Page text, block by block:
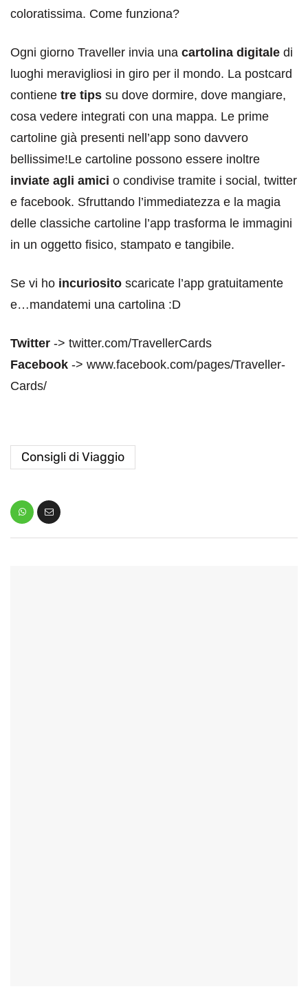
coloratissima. Come funziona?
Ogni giorno Traveller invia una cartolina digitale di
luoghi meravigliosi in giro per il mondo. La postcard
contiene tre tips su dove dormire, dove mangiare,
cosa vedere integrati con una mappa. Le prime
cartoline già presenti nell’app sono davvero
bellissime!Le cartoline possono essere inoltre
inviate agli amici o condivise tramite i social, twitter
e facebook. Sfruttando l’immediatezza e la magia
delle classiche cartoline l’app trasforma le immagini
in un oggetto fisico, stampato e tangibile.
Se vi ho incuriosito scaricate l’app gratuitamente
e…mandatemi una cartolina :D
Twitter -> twitter.com/TravellerCards
Facebook -> www.facebook.com/pages/Traveller-
Cards/
Consigli di Viaggio